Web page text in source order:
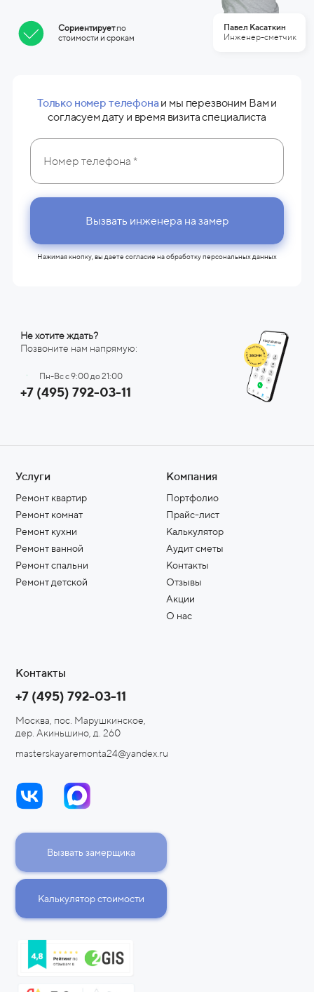
Сориентируетпо
стоимости и срокам
Только номер телефонаи мы перезвоним Вам и
согласуем дату и время визита специалиста
Вызвать инженера на замер
Нажимая кнопку, вы даете согласие наобработку персональных данных
Павел Касаткин
Инженер-сметчик
Не хотите ждать?
Позвоните нам напрямую:
+7 (495) 792-03-11
Пн-Вс с 9:00 до 21:00
Вызвать замерщика
+7 (495) 792-03-11
masterskayaremonta24@yandex.ru
Москва, пос. Марушкинское,
дер. Акиньшино, д. 260
Услуги Компания
Контакты
Ремонт квартир
Ремонт комнат
Ремонт кухни
Ремонт ванной
Ремонт спальни
Ремонт детской
Портфолио
Прайс-лист
Калькулятор
Аудит сметы
Контакты
Отзывы
Акции
О нас
Калькулятор стоимости